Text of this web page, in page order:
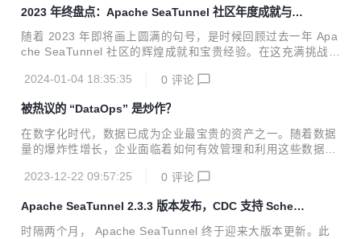
处理能力。 核心功能一览 文档 文档结构统一：我们对文档结
构进行了全面优化，使结构更加清晰，便于开发者查找和阅
读。 增加示例：每个关键特性现在都附带了相应的示例，帮助
数据库的特殊参数，我们对JDBC连接器文档进行了拆分，每
2023 年终盘点：Apache SeaTunnel 社区年度成就与展
望
随着 2023 年即将画上圆满的句号，是时候回顾过去一年 Apa
che SeaTunnel 社区的辉煌成就和宝贵经验。在这充满挑战和
然。
2024-01-04 18:35:35 0 评论
被热议的 “DataOps” 是炒作？
在数字化时代，数据已成为企业最宝贵的资产之一。随着数据
量的爆炸性增长，企业面临着如何有效管理和利用这些数据的
战。
2023-12-22 09:57:25 0 评论
Apache SeaTunnel 2.3.3 版本发布，CDC 支持 Schem
a Evolution！
时隔两个月， Apache SeaTunnel 终于迎来大版本更新。此